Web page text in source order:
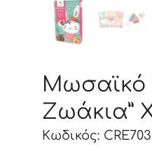
Μωσαϊκό
Ζωάκια”
Κωδικός: